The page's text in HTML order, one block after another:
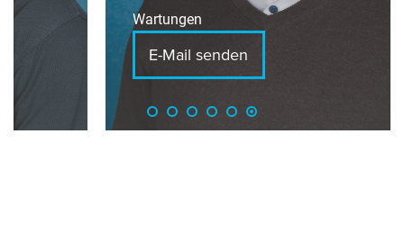
Wartungen
E-Mail senden